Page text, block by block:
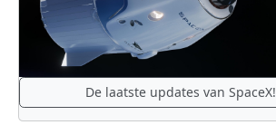
De laatste updates van SpaceX!